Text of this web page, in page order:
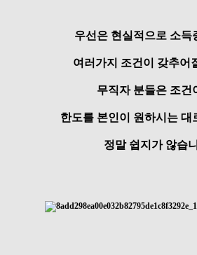
우선은 현실적으로 소득
여러가지 조건이 갖추어
무직자 분들은 조건
한도를 본인이 원하시는 대
정말 쉽지가 않습